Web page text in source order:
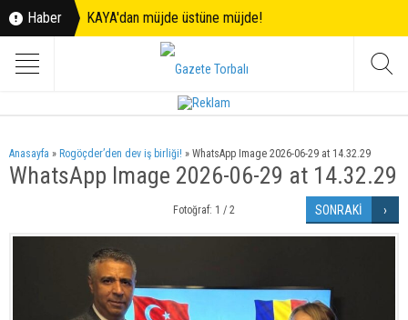
Haber KAYA'dan müjde üstüne müjde!
Anasayfa » Rogöçder’den dev iş birliği! » WhatsApp Image 2026-06-29 at 14.32.29
WhatsApp Image 2026-06-29 at 14.32.29
Fotoğraf: 1 / 2 SONRAKİ